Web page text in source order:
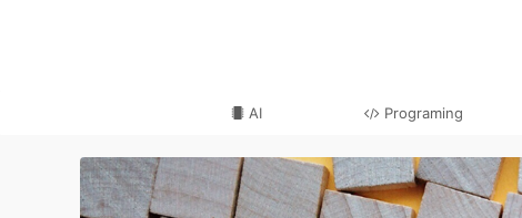
AI Programing